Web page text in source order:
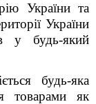
України та
України
у будь-який
будь-яка
товарами як